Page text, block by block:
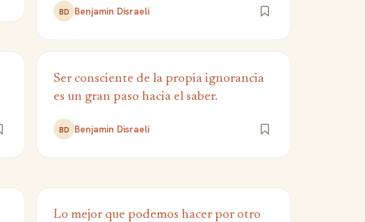
BD Benjamin Disraeli
Ser consciente de la propia ignorancia
es un gran paso hacia el saber.
BD Benjamin Disraeli
Lo mejor que podemos hacer por otro